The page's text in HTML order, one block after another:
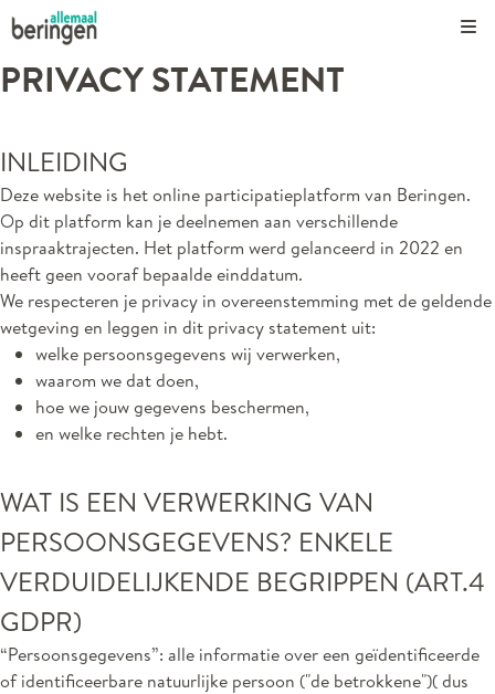
PRIVACY STATEMENT
INLEIDING
Deze website is het online participatieplatform van Beringen.
Op dit platform kan je deelnemen aan verschillende
inspraaktrajecten. Het platform werd gelanceerd in 2022 en
heeft geen vooraf bepaalde einddatum.
We respecteren je privacy in overeenstemming met de geldende
wetgeving en leggen in dit privacy statement uit:
welke persoonsgegevens wij verwerken,
waarom we dat doen,
hoe we jouw gegevens beschermen,
en welke rechten je hebt.
WAT IS EEN VERWERKING VAN
PERSOONSGEGEVENS? ENKELE
VERDUIDELIJKENDE BEGRIPPEN (ART.4
GDPR)
“Persoonsgegevens”: alle informatie over een geïdentificeerde
of identificeerbare natuurlijke persoon ("de betrokkene")( dus